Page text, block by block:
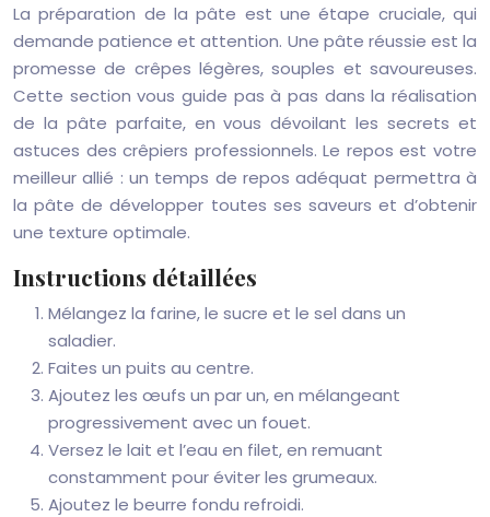
La préparation de la pâte est une étape cruciale, qui
demande patience et attention. Une pâte réussie est la
promesse de crêpes légères, souples et savoureuses.
Cette section vous guide pas à pas dans la réalisation
de la pâte parfaite, en vous dévoilant les secrets et
astuces des crêpiers professionnels. Le repos est votre
meilleur allié : un temps de repos adéquat permettra à
la pâte de développer toutes ses saveurs et d’obtenir
une texture optimale.
Instructions détaillées
Mélangez la farine, le sucre et le sel dans un
saladier.
Faites un puits au centre.
Ajoutez les œufs un par un, en mélangeant
progressivement avec un fouet.
Versez le lait et l’eau en filet, en remuant
constamment pour éviter les grumeaux.
Ajoutez le beurre fondu refroidi.